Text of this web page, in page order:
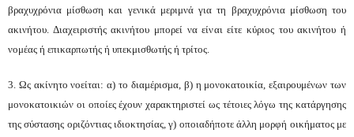
βραχυχρόνια μίσθωση και γενικά μεριμνά για τη βραχυχρόνια μίσθωση του
ακινήτου. Διαχειριστής ακινήτου μπορεί να είναι είτε κύριος του ακινήτου ή
νομέας ή επικαρπωτής ή υπεκμισθωτής ή τρίτος.
3. Ως ακίνητο νοείται: α) το διαμέρισμα, β) η μονοκατοικία, εξαιρουμένων των
μονοκατοικιών οι οποίες έχουν χαρακτηριστεί ως τέτοιες λόγω της κατάργησης
της σύστασης οριζόντιας ιδιοκτησίας, γ) οποιαδήποτε άλλη μορφή οικήματος με